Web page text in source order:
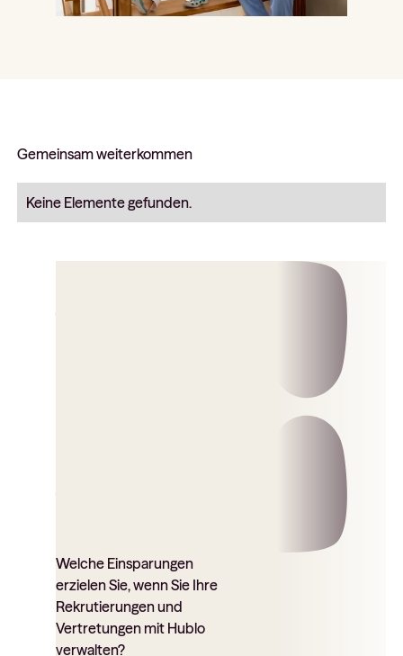
Gemeinsam weiterkommen
Keine Elemente gefunden.
Welche Einsparungen
erzielen Sie, wenn Sie Ihre
Rekrutierungen und
Vertretungen mit Hublo
verwalten?